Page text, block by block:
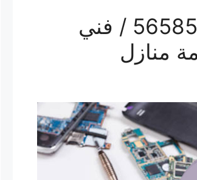
رقم محل تلفونات الصليبية / 56585547 / فني
منازل